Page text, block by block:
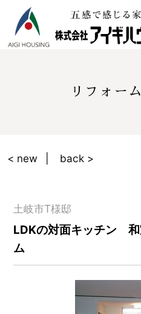
リフォー
< new back >
土岐市T様邸
LDKの対面キッチン
ム